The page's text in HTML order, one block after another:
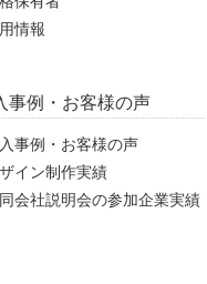
情報
事例・お客様の声
事例・お客様の声
イン制作実績
会社説明会の参加企業実績